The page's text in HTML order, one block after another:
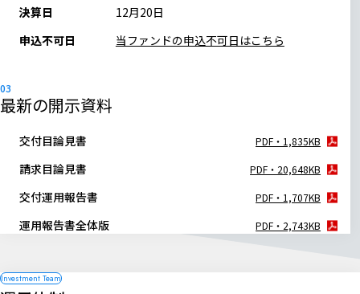
決算日
12月20日
申込不可日
当ファンドの申込不可日はこちら
最新の開示資料
交付目論見書 PDF・1,835KB
請求目論見書 PDF・20,648KB
交付運用報告書 PDF・1,707KB
運用報告書全体版 PDF・2,743KB